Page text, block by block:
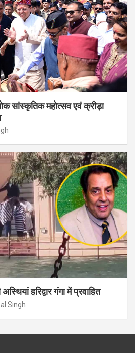
सांस्कृतिक महोत्सव एवं क्रीड़ा
हरिद्वार गंगा में प्रवाहित
Singh